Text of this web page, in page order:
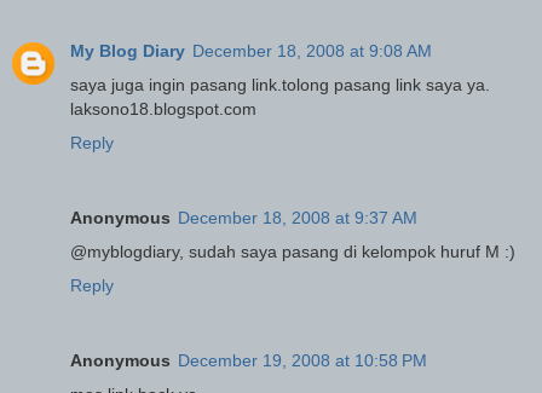
My Blog Diary December 18, 2008 at 9:08 AM
saya juga ingin pasang link.tolong pasang link saya ya.
laksono18.blogspot.com
Reply
Anonymous December 18, 2008 at 9:37 AM
@myblogdiary, sudah saya pasang di kelompok huruf M :)
Reply
Anonymous December 19, 2008 at 10:58 PM